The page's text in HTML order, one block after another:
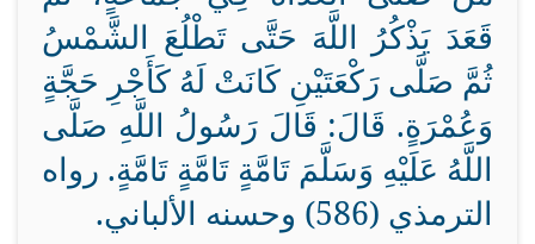
قَعَدَ يَذْكُرُ اللَّهَ حَتَّى تَطْلُعَ الشَّمْسُ
ثُمَّ صَلَّى رَكْعَتَيْنِ كَانَتْ لَهُ كَأَجْرِ حَجَّةٍ
وَعُمْرَةٍ. قَالَ: قَالَ رَسُولُ اللَّهِ صَلَّى
اللَّهُ عَلَيْهِ وَسَلَّمَ تَامَّةٍ تَامَّةٍ تَامَّةٍ. رواه
الترمذي (586) وحسنه الألباني.